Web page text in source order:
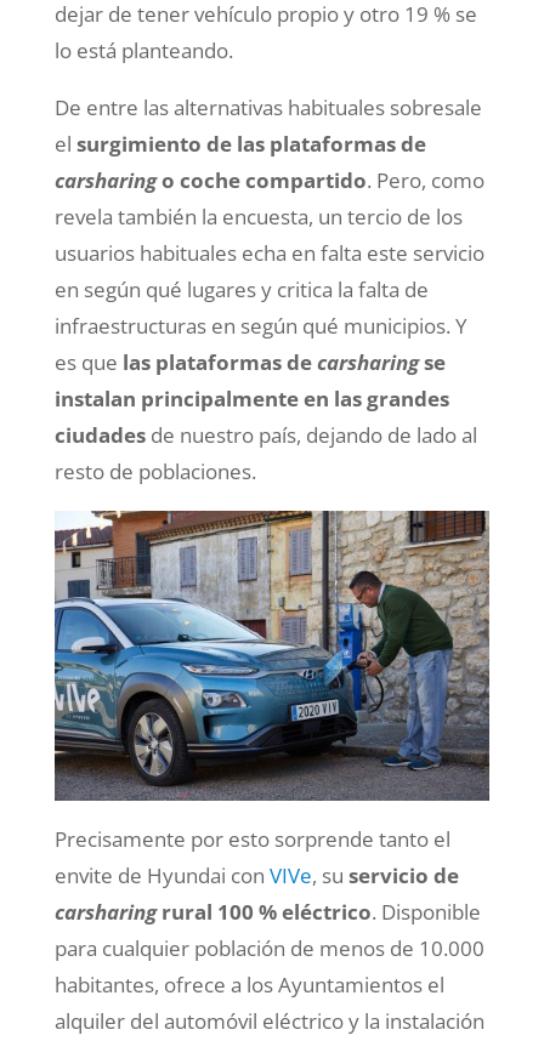
dejar de tener vehículo propio y otro 19 % se
lo está planteando.
De entre las alternativas habituales sobresale
el surgimiento de las plataformas de
carsharingo coche compartido. Pero, como
revela también la encuesta, un tercio de los
usuarios habituales echa en falta este servicio
en según qué lugares y critica la falta de
infraestructuras en según qué municipios. Y
es que las plataformas decarsharingse
instalan principalmente en las grandes
ciudadesde nuestro país, dejando de lado al
resto de poblaciones.
Precisamente por esto sorprende tanto el
envite de Hyundai con VIVe, su servicio de
carsharingrural 100 % eléctrico. Disponible
para cualquier población de menos de 10.000
habitantes, ofrece a los Ayuntamientos el
alquiler del automóvil eléctrico y la instalación